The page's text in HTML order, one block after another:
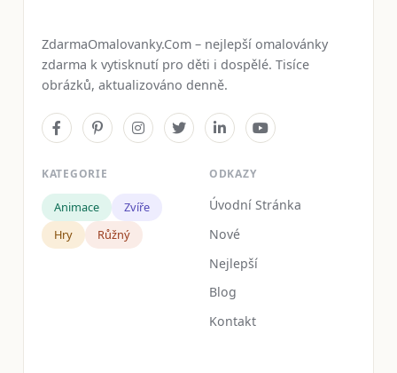
ZdarmaOmalovanky.Com – nejlepší omalovánky
zdarma k vytisknutí pro děti i dospělé. Tisíce
obrázků, aktualizováno denně.
KATEGORIE
Animace
Zvíře
Hry
Růžný
ODKAZY
Úvodní Stránka
Nové
Nejlepší
Blog
Kontakt